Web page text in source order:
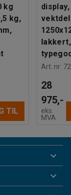
kg
kg,
TIL
lakkert,
Art. nr:
28
975,-
eks.
MVA